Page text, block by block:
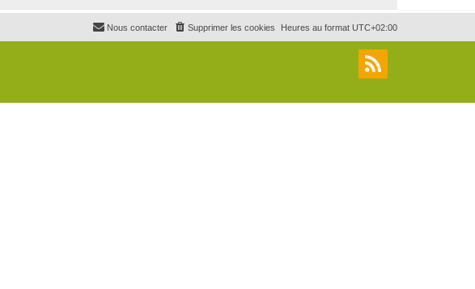
Heures au format UTC+02:00
Supprimer les cookies
Nous contacter